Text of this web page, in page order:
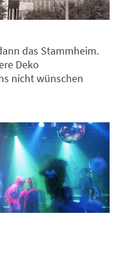
das Stammheim.
Deko
nicht wünschen